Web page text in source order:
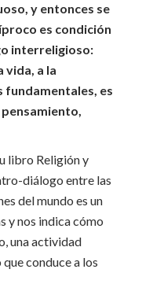
y entonces se
es condición
interreligioso:
vida, a la
fundamentales, es
libro Religión y
diálogo entre las
del mundo es un
y nos indica cómo
una actividad
conduce a los